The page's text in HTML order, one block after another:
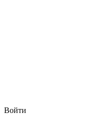
Войти